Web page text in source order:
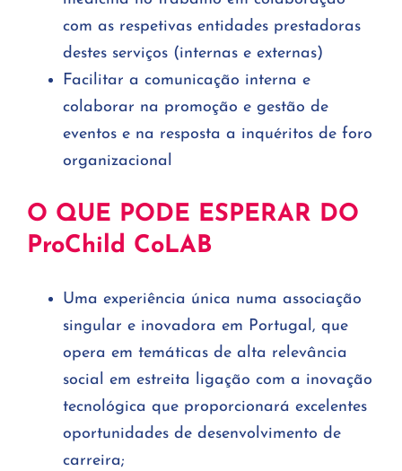
com as respetivas entidades prestadoras
destes serviços (internas e externas)
Facilitar a comunicação interna e
colaborar na promoção e gestão de
eventos e na resposta a inquéritos de foro
organizacional
O QUE PODE ESPERAR DO
ProChild CoLAB
Uma experiência única numa associação
singular e inovadora em Portugal, que
opera em temáticas de alta relevância
social em estreita ligação com a inovação
tecnológica que proporcionará excelentes
oportunidades de desenvolvimento de
carreira;